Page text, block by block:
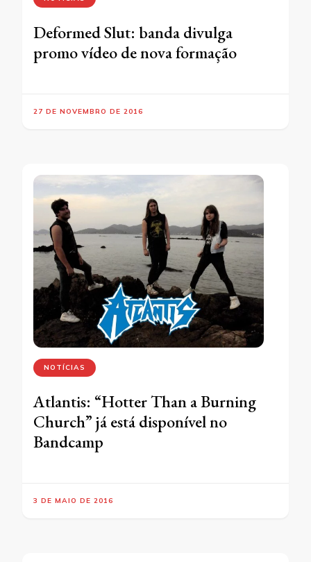
Deformed Slut: banda divulga
promo vídeo de nova formação
27 DE NOVEMBRO DE 2016
NOTÍCIAS
Atlantis: “Hotter Than a Burning
Church” já está disponível no
Bandcamp
3 DE MAIO DE 2016